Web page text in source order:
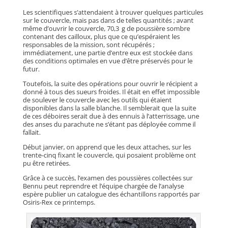
Les scientifiques s’attendaient à trouver quelques particules
sur le couvercle, mais pas dans de telles quantités ; avant
même d’ouvrir le couvercle, 70,3 g de poussière sombre
contenant des cailloux, plus que ce qu’espéraient les
responsables de la mission, sont récupérés ;
immédiatement, une partie d’entre eux est stockée dans
des conditions optimales en vue d’être préservés pour le
futur.
Toutefois, la suite des opérations pour ouvrir le récipient a
donné à tous des sueurs froides. Il était en effet impossible
de soulever le couvercle avec les outils qui étaient
disponibles dans la salle blanche. Il semblerait que la suite
de ces déboires serait due à des ennuis à l’atterrissage, une
des anses du parachute ne s’étant pas déployée comme il
fallait.
Début janvier, on apprend que les deux attaches, sur les
trente-cinq fixant le couvercle, qui posaient problème ont
pu être retirées.
Grâce à ce succès, l’examen des poussières collectées sur
Bennu peut reprendre et l’équipe chargée de l’analyse
espère publier un catalogue des échantillons rapportés par
Osiris-Rex ce printemps.